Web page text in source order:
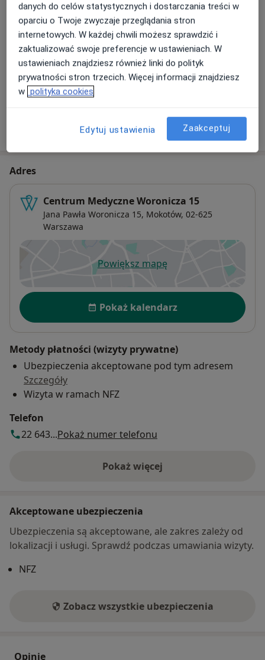
Konsultacja internistyczna (NFZ)
Darmowa usługa Szczegóły Umów wizytę
Konsultacja lekarza rodzinnego
(NFZ)
Darmowa usługa Szczegóły
Umów wizytę
W jaki sposób ustalane są ceny?
Adres
Centrum Medyczne Woronicza 15
Jana Pawła Woronicza 15, Mokotów, 02-625
Warszawa
Powiększ mapęotwiera się w nowej karcie
Dostępność
Pokaż kalendarz
Metody płatności (wizyty prywatne)
Ubezpieczenia akceptowane pod tym adresem
Szczegóły
Wizyta w ramach NFZ
Telefon
22 643...Pokaż numer telefonu
Pokaż więcej
o adresie
Akceptowane ubezpieczenia
Ubezpieczenia są akceptowane, ale zakres zależy od
lokalizacji i usługi. Sprawdź podczas umawiania wizyty.
NFZ
Zobacz wszystkie ubezpieczenia
Opinie
danych do celów statystycznych i dostarczania treści w
oparciu o Twoje zwyczaje przeglądania stron
internetowych. W każdej chwili możesz sprawdzić i
zaktualizować swoje preferencje w ustawieniach. W
ustawieniach znajdziesz również linki do polityk
prywatności stron trzecich. Więcej informacji znajdziesz
w polityka cookies
Edytuj ustawienia Zaakceptuj